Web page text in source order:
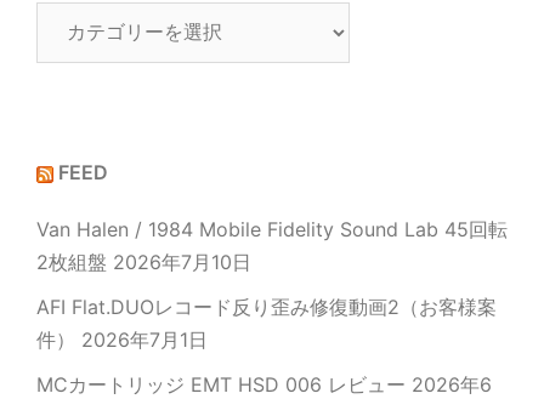
FEED
Van Halen / 1984 Mobile Fidelity Sound Lab 45回転
2枚組盤 2026年7月10日
AFI Flat.DUOレコード反り歪み修復動画2（お客様案
件）
2026年7月1日
MCカートリッジ EMT HSD 006 レビュー 2026年6